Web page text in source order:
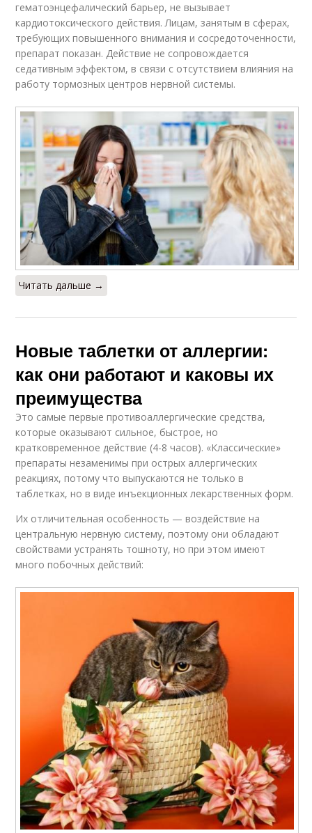
гематоэнцефалический барьер, не вызывает
кардиотоксического действия. Лицам, занятым в сферах,
требующих повышенного внимания и сосредоточенности,
препарат показан. Действие не сопровождается
седативным эффектом, в связи с отсутствием влияния на
работу тормозных центров нервной системы.
Читать дальше →
Новые таблетки от аллергии:
как они работают и каковы их
преимущества
Это самые первые противоаллергические средства,
которые оказывают сильное, быстрое, но
кратковременное действие (4-8 часов). «Классические»
препараты незаменимы при острых аллергических
реакциях, потому что выпускаются не только в
таблетках, но в виде инъекционных лекарственных форм.
Их отличительная особенность — воздействие на
центральную нервную систему, поэтому они обладают
свойствами устранять тошноту, но при этом имеют
много побочных действий: